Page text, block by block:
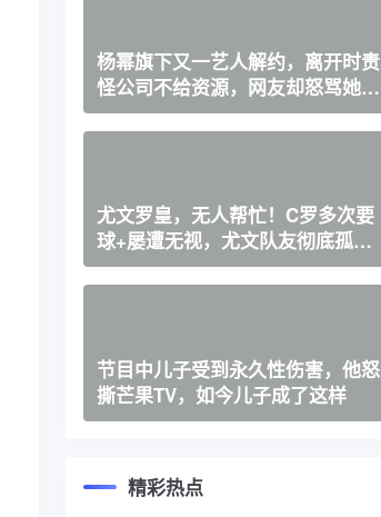
杨幂旗下又一艺人解约，离开时责
怪公司不给资源，网友却怒骂她
“白眼狼”
尤文罗皇，无人帮忙！C罗多次要
球+屡遭无视，尤文队友彻底孤立
CR7？
节目中儿子受到永久性伤害，他怒
撕芒果TV，如今儿子成了这样
精彩热点